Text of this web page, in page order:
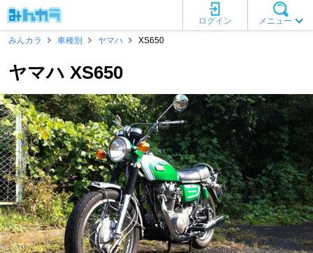
メニュー
ログイン
みんカラ
車種別 ヤマハ XS650
ヤマハ XS650